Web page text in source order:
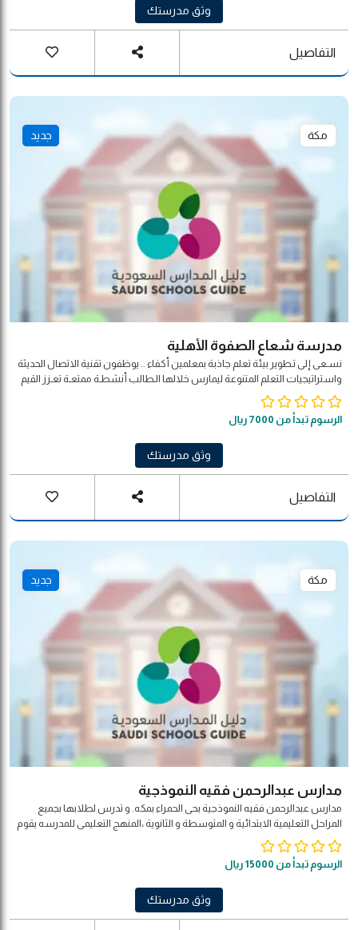
وثق مدرستك
التفاصيل
مكة جديد
مدرسة شعاع الصفوة الأهلية
نسـعى إلى تـطوير بيئة تعلم جاذبة بمعلمين أكفاء .. يوظفون تقنية الاتصال الحديثة
واستراتيجيات التعلم المتنوعة ليمارس خلالها الـطالب أنشطـة ممتعـة تعـزز القيم
الأصيلة وتحـترم التـنـوع الثقافي لـبـنـاء شخـصـيته المتـكاملة بمـشاركة مجـتـمـعـيـة
وفـق مـؤشـرات الـجـودة العالمية .
الرسوم تبدأ من 7000 ريال
وثق مدرستك
التفاصيل
مكة جديد
مدارس عبدالرحمن فقيه النموذجية
مدارس عبدالرحمن فقيه النموذجية بحى الحمراء بمكه. و تدرس لطلابها بجميع
المراحل التعليمية الابتدائية و المتوسطة و الثانوية ،المنهج التعليمى للمدرسه يقوم
الرائدة بالمملكة العربية السعودية، حيث جاءت فكرة إنشاء المدارس تماشيًا مع
التطور العلمي
الرسوم تبدأ من 15000 ريال
وثق مدرستك